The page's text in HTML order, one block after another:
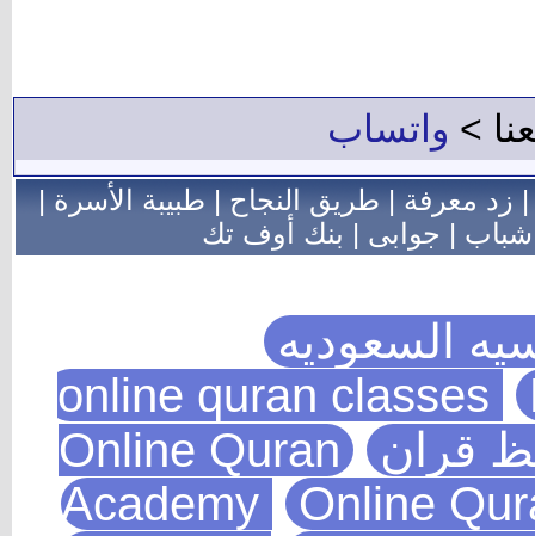
> واتساب
زد معرفة|طريق النجاح|طبيبة الأسرة|
شباب | جوابى | بنك أوف تك
السعوديه
قران Online Quran
Academy Online